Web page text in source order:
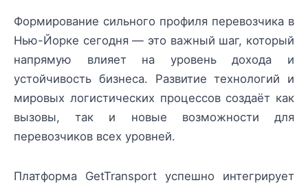
Формирование сильного профиля перевозчика в
Нью-Йорке сегодня — это важный шаг, который
напрямую влияет на уровень дохода и
устойчивость бизнеса. Развитие технологий и
мировых логистических процессов создаёт как
вызовы, так и новые возможности для
перевозчиков всех уровней.
Платформа GetTransport успешно интегрирует